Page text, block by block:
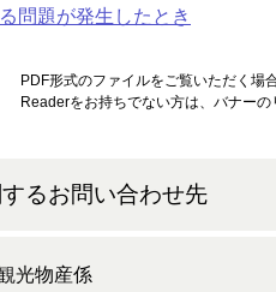
問題が発生したとき
PDF形式のファイルをご覧いただく場
Readerをお持ちでない方は、バナー
るお問い合わせ先
光物産係